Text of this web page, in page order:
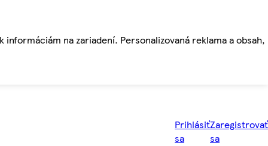
na zariadení. Personalizovaná reklama a obsah,
Prihlásiť
sa
Zaregistrovať
sa